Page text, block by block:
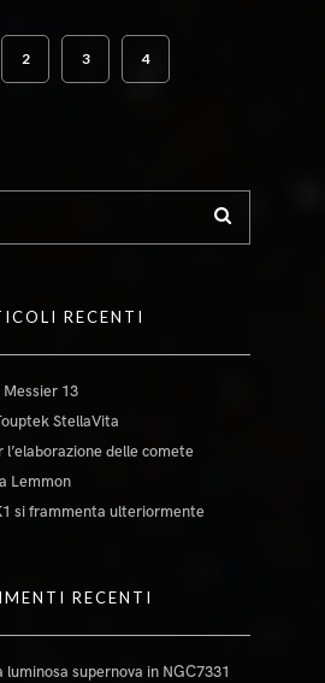
2 3 4
RECENTI
Messier 13
StellaVita
l’elaborazione delle comete
Lemmon
si frammenta ulteriormente
RECENTI
luminosa supernova in NGC7331